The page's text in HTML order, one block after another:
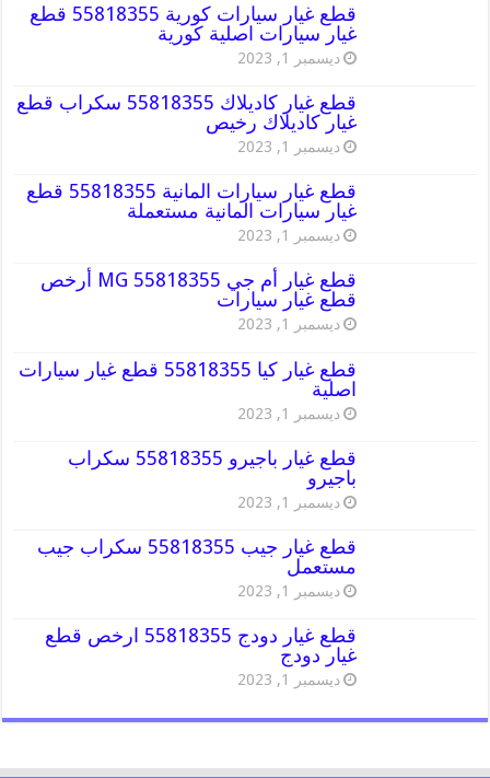
قطع غيار سيارات كورية 55818355 قطع
غيار سيارات اصلية كورية
ديسمبر 1, 2023
قطع غيار كاديلاك 55818355 سكراب قطع
غيار كاديلاك رخيص
ديسمبر 1, 2023
قطع غيار سيارات المانية 55818355 قطع
غيار سيارات المانية مستعملة
ديسمبر 1, 2023
قطع غيار أم جي MG 55818355 أرخص
قطع غيار سيارات
ديسمبر 1, 2023
قطع غيار كيا 55818355 قطع غيار سيارات
اصلية
ديسمبر 1, 2023
قطع غيار باجيرو 55818355 سكراب
باجيرو
ديسمبر 1, 2023
قطع غيار جيب 55818355 سكراب جيب
مستعمل
ديسمبر 1, 2023
قطع غيار دودج 55818355 ارخص قطع
غيار دودج
ديسمبر 1, 2023